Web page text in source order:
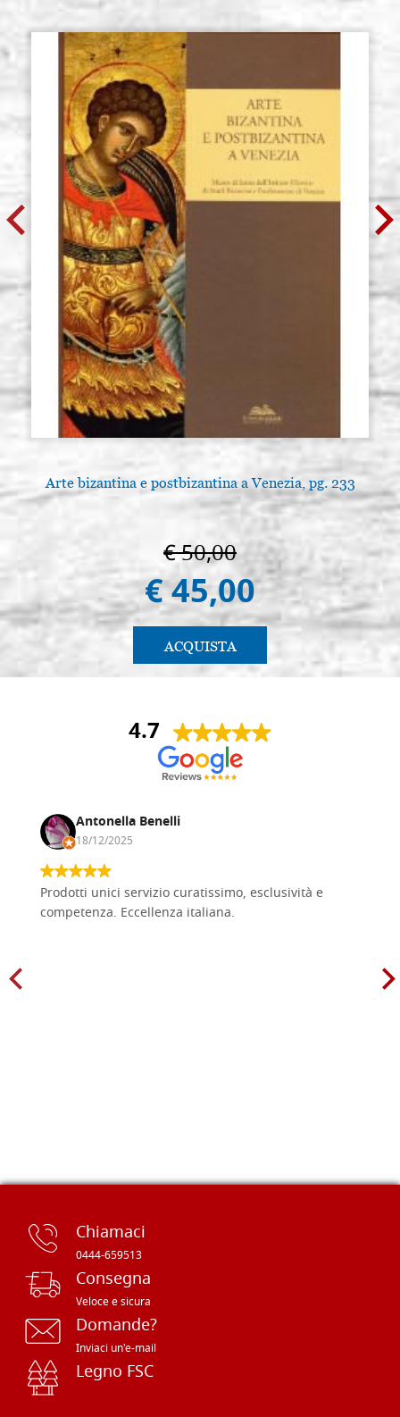
Arte bizantina e postbizantina a Venezia, pg. 233
€ 50,00
€ 45,00
ACQUISTA
4.7
Antonella Benelli
18/12/2025
Prodotti unici servizio curatissimo, esclusività e
competenza. Eccellenza italiana.
Chiamaci
0444-659513
Consegna
Veloce e sicura
Domande?
Inviaci un'e-mail
Legno FSC